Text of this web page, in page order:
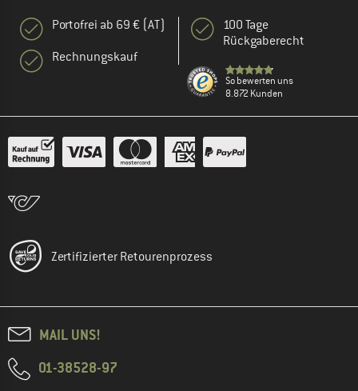
Portofrei ab 69 € (AT)
Rechnungskauf
100 Tage
Rückgaberecht
So bewerten uns
8.872 Kunden
Zertifizierter Retourenprozess
MAIL UNS!
01-38528-97